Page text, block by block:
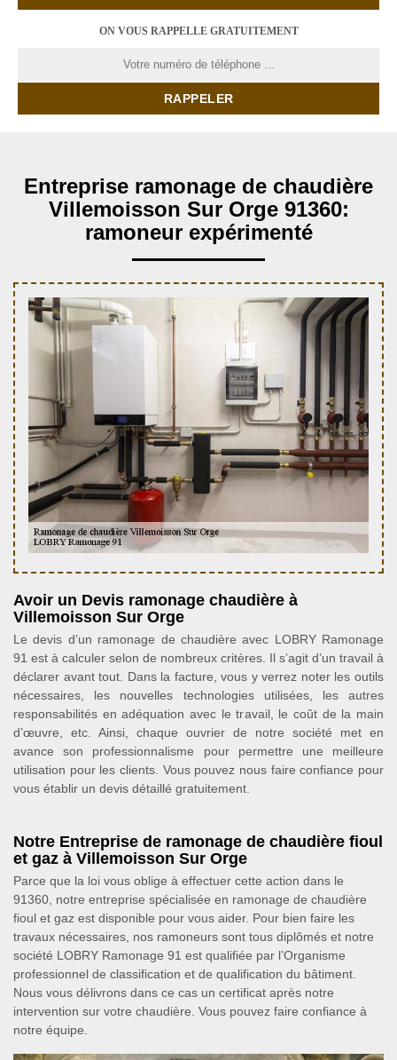
ON VOUS RAPPELLE GRATUITEMENT
Entreprise ramonage de chaudière
Villemoisson Sur Orge 91360:
ramoneur expérimenté
Avoir un Devis ramonage chaudière à
Villemoisson Sur Orge
Le devis d’un ramonage de chaudière avec LOBRY Ramonage
91 est à calculer selon de nombreux critères. Il s’agit d’un travail à
déclarer avant tout. Dans la facture, vous y verrez noter les outils
nécessaires, les nouvelles technologies utilisées, les autres
responsabilités en adéquation avec le travail, le coût de la main
d’œuvre, etc. Ainsi, chaque ouvrier de notre société met en
avance son professionnalisme pour permettre une meilleure
utilisation pour les clients. Vous pouvez nous faire confiance pour
vous établir un devis détaillé gratuitement.
Notre Entreprise de ramonage de chaudière fioul
et gaz à Villemoisson Sur Orge
Parce que la loi vous oblige à effectuer cette action dans le
91360, notre entreprise spécialisée en ramonage de chaudière
fioul et gaz est disponible pour vous aider. Pour bien faire les
travaux nécessaires, nos ramoneurs sont tous diplômés et notre
société LOBRY Ramonage 91 est qualifiée par l’Organisme
professionnel de classification et de qualification du bâtiment.
Nous vous délivrons dans ce cas un certificat après notre
intervention sur votre chaudière. Vous pouvez faire confiance à
notre équipe.